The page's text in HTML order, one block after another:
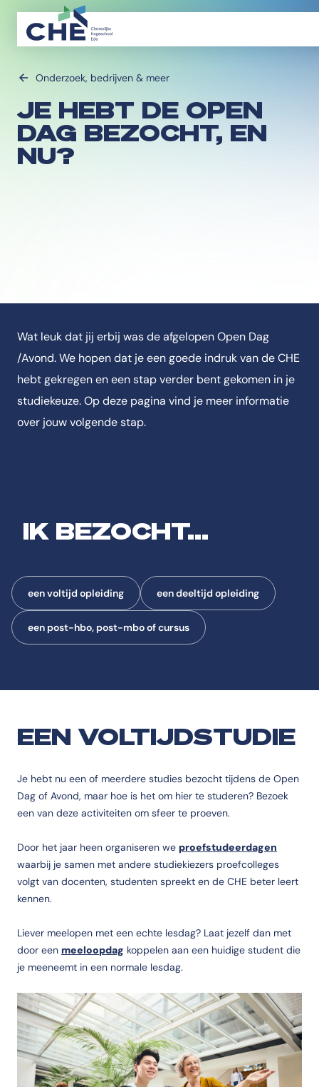
Onderzoek, bedrijven & meer
JE HEBT DE OPEN
DAG BEZOCHT, EN
NU?
Wat leuk dat jij erbij was de afgelopen Open Dag
/Avond. We hopen dat je een goede indruk van de CHE
hebt gekregen en een stap verder bent gekomen in je
studiekeuze. Op deze pagina vind je meer informatie
over jouw volgende stap.
IK BEZOCHT...
een voltijd opleiding een deeltijd opleiding
een post-hbo, post-mbo of cursus
EEN VOLTIJDSTUDIE
Je hebt nu een of meerdere studies bezocht tijdens de Open
Dag of Avond, maar hoe is het om hier te studeren? Bezoek
een van deze activiteiten om sfeer te proeven.
Door het jaar heen organiseren we proefstudeerdagen
waarbij je samen met andere studiekiezers proefcolleges
volgt van docenten, studenten spreekt en de CHE beter leert
kennen.
Liever meelopen met een echte lesdag? Laat jezelf dan met
door een meeloopdag koppelen aan een huidige student die
je meeneemt in een normale lesdag.